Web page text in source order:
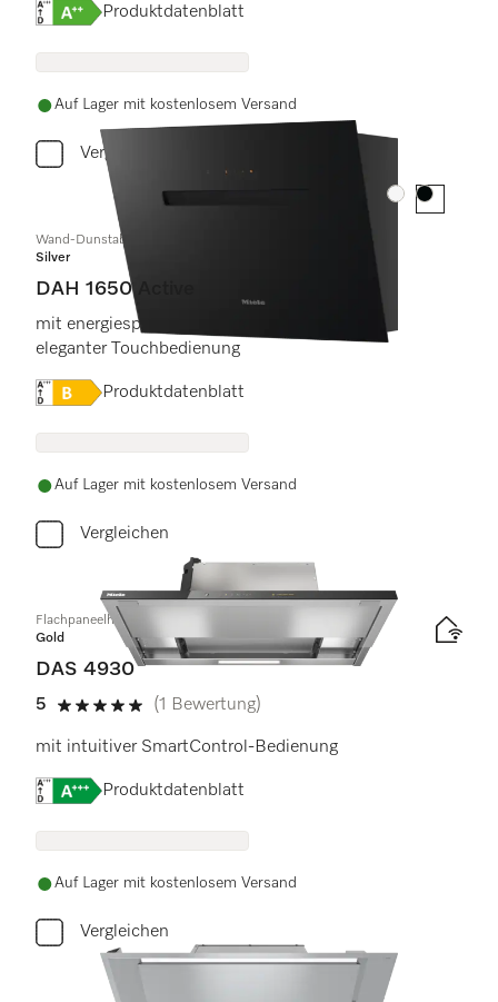
Onlinelabel Image, Energielabel
Produktdatenblatt
Auf Lager mit kostenlosem Versand
Vergleichen
Farbe:Farbe:
Wand-Dunstabzugshaube
Silver
DAH 1650 Active
mit energiesparender LED-Beleuchtung und
eleganter Touchbedienung
Onlinelabel Image, Energielabel
Produktdatenblatt
Auf Lager mit kostenlosem Versand
Vergleichen
Flachpaneelhaube
Gold
DAS 4930
5
5 Sterne von 5
(1 Bewertung)
mit intuitiver SmartControl-Bedienung
Onlinelabel Image, Energielabel
Produktdatenblatt
Auf Lager mit kostenlosem Versand
Vergleichen